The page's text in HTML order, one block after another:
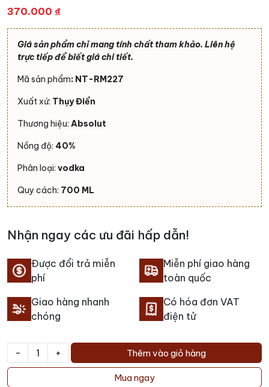
370.000 ₫
Giá sản phẩm chỉ mang tính chất tham khảo. Liên hệ
trực tiếp để biết giá chi tiết.
Mã sản phẩm: NT-RM227
Xuất xứ: Thụy Điển
Thương hiệu: Absolut
Nồng độ: 40%
Phân loại: vodka
Quy cách: 700 ML
Nhận ngay các ưu đãi hấp dẫn!
Được đổi trả miễn
phí
Miễn phí giao hàng
toàn quốc
Giao hàng nhanh
chóng
Có hóa đơn VAT
điện tử
-
Rượu
+ Thêm vào giỏ hàng
Mua ngay